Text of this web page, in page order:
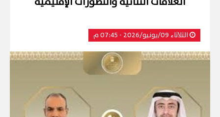
الثلاثاء 09/يونيو/2026 - 07:45 م